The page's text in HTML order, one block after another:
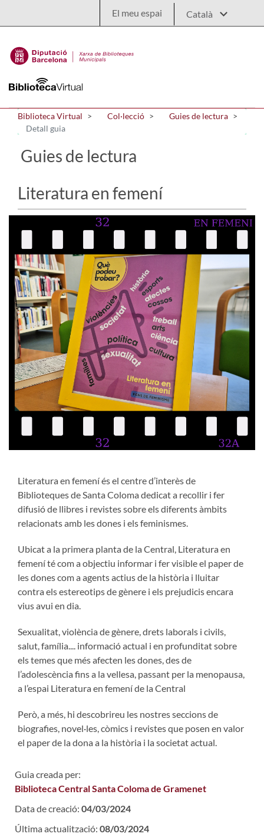
El meu espai
Biblioteca Virtual Col·lecció
Guies de lectura
Detall guia
Guies de lectura
Literatura en femení
Literatura en femení és el centre d’interès de
Biblioteques de Santa Coloma dedicat a recollir i fer
difusió de llibres i revistes sobre els diferents àmbits
relacionats amb les dones i els feminismes.
Ubicat a la primera planta de la Central, Literatura en
femení té com a objectiu informar i fer visible el paper de
les dones com a agents actius de la història i lluitar
contra els estereotips de gènere i els prejudicis encara
vius avui en dia.
Sexualitat, violència de gènere, drets laborals i civils,
salut, família.... informació actual i en profunditat sobre
els temes que més afecten les dones, des de
l’adolescència fins a la vellesa, passant per la menopausa,
a l’espai Literatura en femení de la Central
Però, a més, hi descobrireu les nostres seccions de
biografies, novel·les, còmics i revistes que posen en valor
el paper de la dona a la història i la societat actual.
Guia creada per:
Biblioteca Central Santa Coloma de Gramenet
Data de creació: 04/03/2024
Última actualització: 08/03/2024